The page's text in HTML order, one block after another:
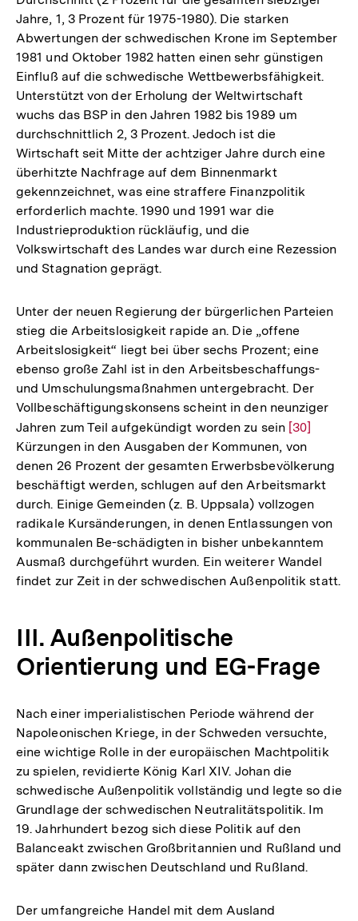
Jahre, 1, 3 Prozent für 1975-1980). Die starken
Abwertungen der schwedischen Krone im September
1981 und Oktober 1982 hatten einen sehr günstigen
Einfluß auf die schwedische Wettbewerbsfähigkeit.
Unterstützt von der Erholung der Weltwirtschaft
wuchs das BSP in den Jahren 1982 bis 1989 um
durchschnittlich 2, 3 Prozent. Jedoch ist die
Wirtschaft seit Mitte der achtziger Jahre durch eine
überhitzte Nachfrage auf dem Binnenmarkt
gekennzeichnet, was eine straffere Finanzpolitik
erforderlich machte. 1990 und 1991 war die
Industrieproduktion rückläufig, und die
Volkswirtschaft des Landes war durch eine Rezession
und Stagnation geprägt.
Unter der neuen Regierung der bürgerlichen Parteien
stieg die Arbeitslosigkeit rapide an. Die „offene
Arbeitslosigkeit“ liegt bei über sechs Prozent; eine
ebenso große Zahl ist in den Arbeitsbeschaffungs-
und Umschulungsmaßnahmen untergebracht. Der
Vollbeschäftigungskonsens scheint in den neunziger
Jahren zum Teil aufgekündigt worden zu sein Zur
Auflösung
der
Fußnote
[30]
Kürzungen in den Ausgaben der Kommunen, von
denen 26 Prozent der gesamten Erwerbsbevölkerung
beschäftigt werden, schlugen auf den Arbeitsmarkt
durch. Einige Gemeinden (z. B. Uppsala) vollzogen
radikale Kursänderungen, in denen Entlassungen von
kommunalen Be-schädigten in bisher unbekanntem
Ausmaß durchgeführt wurden. Ein weiterer Wandel
findet zur Zeit in der schwedischen Außenpolitik statt.
III. Außenpolitische
Orientierung und EG-Frage
Nach einer imperialistischen Periode während der
Napoleonischen Kriege, in der Schweden versuchte,
eine wichtige Rolle in der europäischen Machtpolitik
zu spielen, revidierte König Karl XIV. Johan die
schwedische Außenpolitik vollständig und legte so die
Grundlage der schwedischen Neutralitätspolitik. Im
19. Jahrhundert bezog sich diese Politik auf den
Balanceakt zwischen Großbritannien und Rußland und
später dann zwischen Deutschland und Rußland.
Der umfangreiche Handel mit dem Ausland